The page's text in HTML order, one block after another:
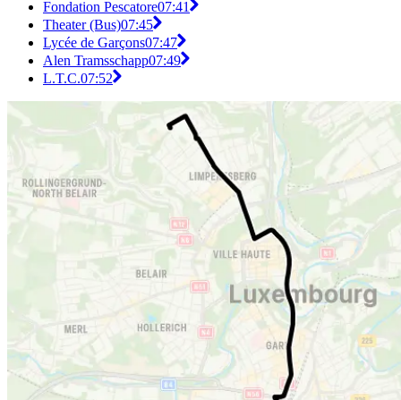
Fondation Pescatore07:41
Theater (Bus)07:45
Lycée de Garçons07:47
Alen Tramsschapp07:49
L.T.C.07:52